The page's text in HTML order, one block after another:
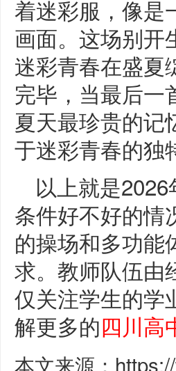
着迷彩服，像是
画面。这场别开
迷彩青春在盛夏
完毕，当最后一
夏天最珍贵的
于迷彩青春的独
以上就是2026
条件好不好的情
的操场和多功能
求。教师队伍由
仅关注学生的学
解更多的四川高
本文来源：